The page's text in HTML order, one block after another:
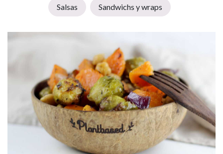
Salsas Sandwichs y wraps